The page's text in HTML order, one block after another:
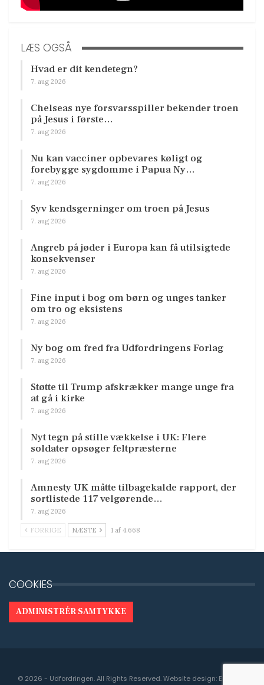
LÆS OGSÅ
Hvad er dit kendetegn?
7. aug 2026
Chelseas nye forsvarsspiller bekender troen
på Jesus i første…
7. aug 2026
Nu kan vacciner opbevares køligt og
forebygge sygdomme i Papua Ny…
7. aug 2026
Syv kendsgerninger om troen på Jesus
7. aug 2026
Angreb på jøder i Europa kan få utilsigtede
konsekvenser
7. aug 2026
Fine input i bog om børn og unges tanker
om tro og eksistens
7. aug 2026
Ny bog om fred fra Udfordringens Forlag
7. aug 2026
Støtte til Trump afskrækker mange unge fra
at gå i kirke
7. aug 2026
Nyt tegn på stille vækkelse i UK: Flere
soldater opsøger feltpræsterne
7. aug 2026
Amnesty UK måtte tilbagekalde rapport, der
sortlistede 117 velgørende…
7. aug 2026
FORRIGE NÆSTE 1 af 4.668
COOKIES
ADMINISTRÉR SAMTYKKE
© 2026 - Udfordringen. All Rights Reserved.Website design: Engedal